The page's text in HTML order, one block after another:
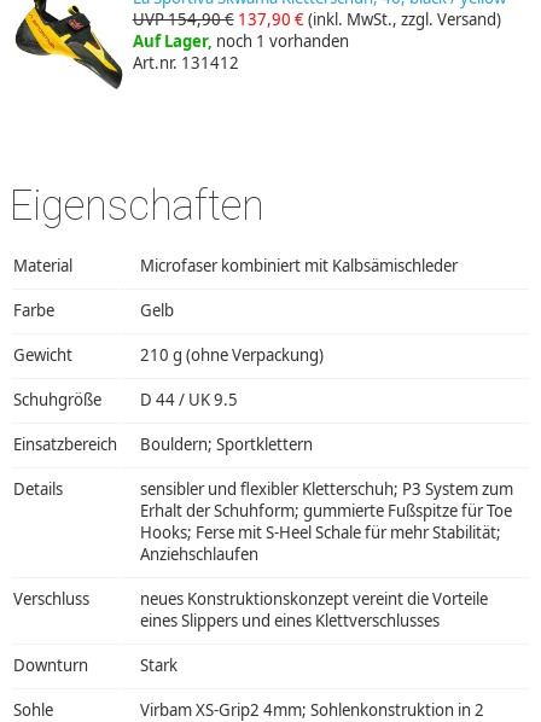
UVP 154,90 € 137,90 €(inkl. MwSt., zzgl. Versand)
Auf Lager, noch 1 vorhanden
Art.nr. 131412
Eigenschaften
Material Microfaser kombiniert mit Kalbsämischleder
Farbe Gelb
Gewicht 210 g (ohne Verpackung)
Schuhgröße D 44 / UK 9.5
Einsatzbereich Bouldern; Sportklettern
Details
sensibler und flexibler Kletterschuh; P3 System zum
Erhalt der Schuhform; gummierte Fußspitze für Toe
Hooks; Ferse mit S-Heel Schale für mehr Stabilität;
Anziehschlaufen
Verschluss
neues Konstruktionskonzept vereint die Vorteile
eines Slippers und eines Klettverschlusses
Downturn Stark
Sohle
Virbam XS-Grip2 4mm; Sohlenkonstruktion in 2